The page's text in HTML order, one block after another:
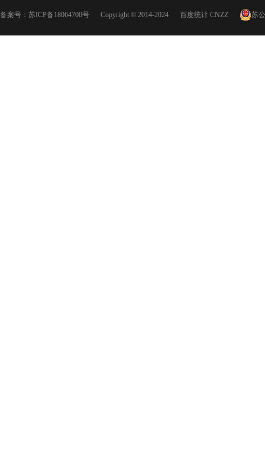
备案号： 苏ICP备18064700号 Copyright © 2014-2024 百度统计 CNZZ 苏